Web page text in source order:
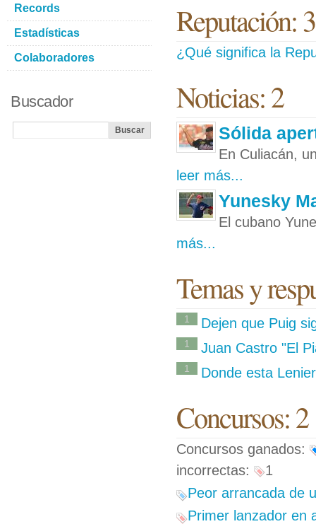
Reputación:
¿Qué significa la
Noticias: 2
Sólida
En Culiacán,
leer más...
Yunesky
El cubano
más...
Temas y
1 Dejen que Puig
1 Juan Castro "El
1 Donde esta
Concursos: 2
Concursos ganados:
incorrectas:
1
Peor arrancada de
Primer lanzador en
Records
Estadísticas
Colaboradores
Buscador